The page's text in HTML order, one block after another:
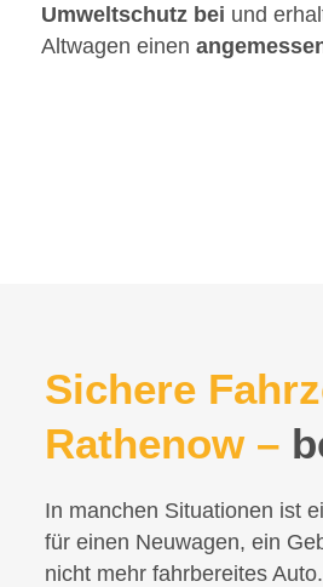
Umweltschutz bei und
Altwagen einen
Sichere
Rathenow –
In manchen Situationen ist
für einen Neuwagen, ein
nicht mehr fahrbereites